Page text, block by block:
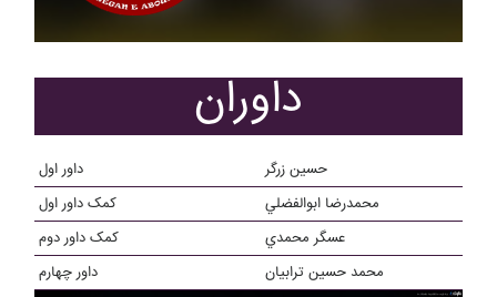
داوران
داور اول
حسين زرگر
کمک داور اول
محمدرضا ابوالفضلي
کمک داور دوم
عسگر محمدي
داور چهارم
محمد حسين ترابيان